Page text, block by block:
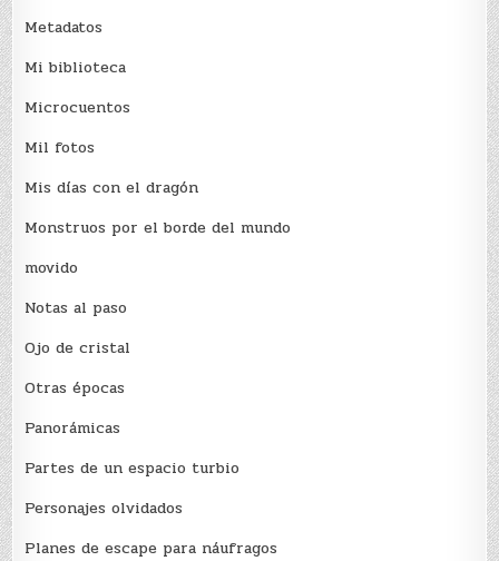
Metadatos
Mi biblioteca
Microcuentos
Mil fotos
Mis días con el dragón
Monstruos por el borde del mundo
movido
Notas al paso
Ojo de cristal
Otras épocas
Panorámicas
Partes de un espacio turbio
Personajes olvidados
Planes de escape para náufragos